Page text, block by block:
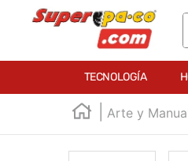
TECNOLOGÍA
Arte y